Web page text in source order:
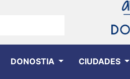
DONOSTIA CIUDADES